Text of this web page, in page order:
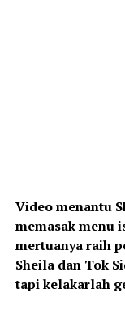
Video menantu
memasak menu
mertuanya raih
Sheila dan Tok
tapi kelakarlah